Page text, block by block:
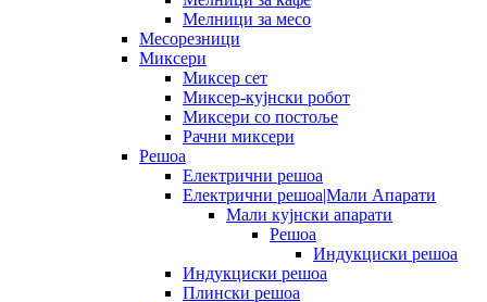
Мелници за месо
Месорезници
Миксери
Миксер сет
Миксер-кујнски робот
Миксери со постоље
Рачни миксери
Решоа
Електрични решоа
Електрични решоа|Мали Апарати
Мали кујнски апарати
Решоа
Индукциски решоа
Индукциски решоа
Плински решоа